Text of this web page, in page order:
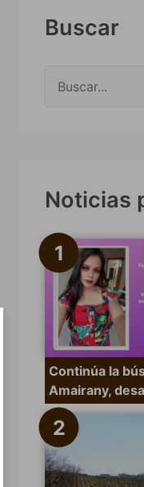
Buscar
a
p
o
Noticias
Continúa la
Amairany,